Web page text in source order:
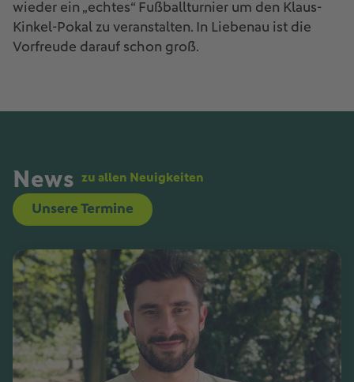
wieder ein „echtes“ Fußballturnier um den Klaus-
Kinkel-Pokal zu veranstalten. In Liebenau ist die
Vorfreude darauf schon groß.
News zu allen Neuigkeiten
Unsere Termine